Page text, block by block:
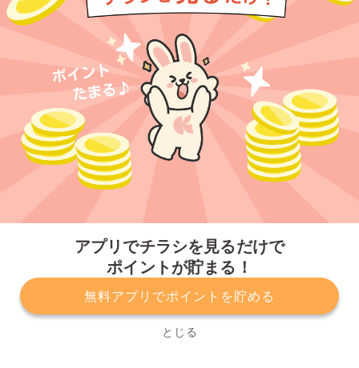
アプリでチラシを見るだけで
ポイントが貯まる！
無料アプリでポイントを貯める
とじる
プライバシーポリシー 利用規約
運営会社
サービスに関してのお問い合わせ